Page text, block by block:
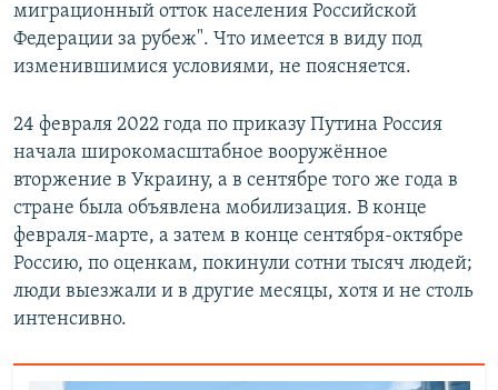
миграционный отток населения Российской
Федерации за рубеж". Что имеется в виду под
изменившимися условиями, не поясняется.
24 февраля 2022 года по приказу Путина Россия
начала широкомасштабное вооружённое
вторжение в Украину, а в сентябре того же года в
стране была объявлена мобилизация. В конце
февраля-марте, а затем в конце сентября-октябре
Россию, по оценкам, покинули сотни тысяч людей;
люди выезжали и в другие месяцы, хотя и не столь
интенсивно.